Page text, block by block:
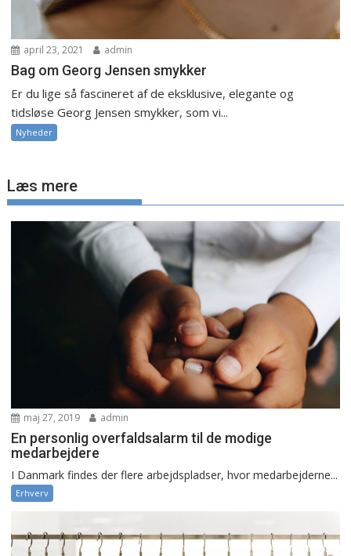
april 23, 2021 admin
Bag om Georg Jensen smykker
Er du lige så fascineret af de eksklusive, elegante og
tidsløse Georg Jensen smykker, som vi...
Nyheder
Læs mere
maj 27, 2019 admin
En personlig overfaldsalarm til de modige
medarbejdere
I Danmark findes der flere arbejdspladser, hvor medarbejderne...
Erhverv